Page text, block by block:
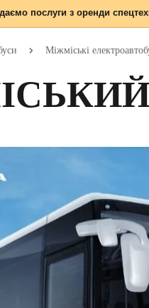
послуги з оренди
Міжміські